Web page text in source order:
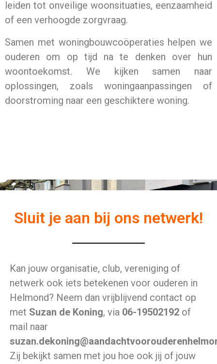
leiden tot onveilige woonsituaties, eenzaamheid
of een verhoogde zorgvraag.
Samen met woningbouwcoöperaties helpen we
ouderen om op tijd na te denken over hun
woontoekomst. We kijken samen naar
oplossingen, zoals woningaanpassingen of
doorstroming naar een geschiktere woning.
Sluit je aan bij ons netwerk!
Kan jouw organisatie, club, vereniging of
netwerk ook iets betekenen voor ouderen in
Helmond? Neem dan vrijblijvend contact op
met Suzan de Koning, via 06-19502192 of
mail naar
Zij bekijkt samen met jou hoe ook jij of jouw